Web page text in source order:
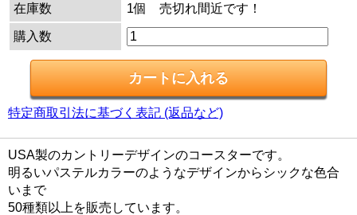
在庫数
1個 売切れ間近です！
購入数
特定商取引法に基づく表記 (返品など)
USA製のカントリーデザインのコースターです。
明るいパステルカラーのようなデザインからシックな色合
いまで
50種類以上を販売しています。